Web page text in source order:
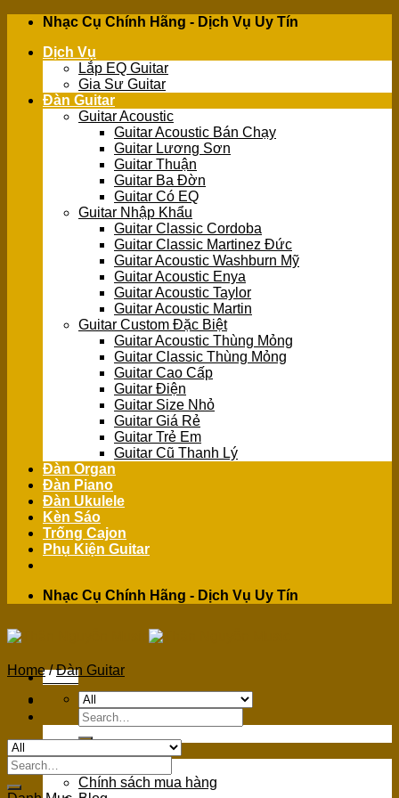
Skip
content
Nhạc Cụ Chính Hãng - Dịch Vụ Uy Tín
Dịch Vụ
Lắp EQ Guitar
Gia Sư Guitar
Đàn Guitar
Guitar Acoustic
Guitar Acoustic Bán Chạy
Guitar Lương Sơn
Guitar Thuận
Guitar Ba Đờn
Guitar Có EQ
Guitar Nhập Khẩu
Guitar Classic Cordoba
Guitar Classic Martinez Đức
Guitar Acoustic Washburn Mỹ
Guitar Acoustic Enya
Guitar Acoustic Taylor
Guitar Acoustic Martin
Guitar Custom Đặc Biệt
Guitar Acoustic Thùng Mỏng
Guitar Classic Thùng Mỏng
Guitar Cao Cấp
Guitar Điện
Guitar Size Nhỏ
Guitar Giá Rẻ
Guitar Trẻ Em
Guitar Cũ Thanh Lý
Đàn Organ
Đàn Piano
Đàn Ukulele
Kèn Sáo
Trống Cajon
Phụ Kiện Guitar
Nhạc Cụ Chính Hãng - Dịch Vụ Uy Tín
Menu
Search
for:
Chính sách mua hàng
Home / Đàn Guitar
Search
for: